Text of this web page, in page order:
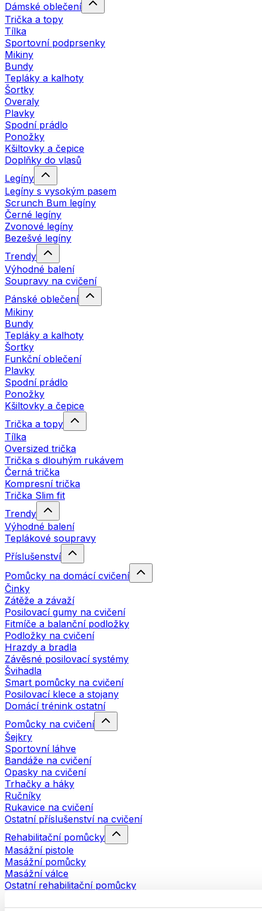
Dámské oblečení
Trička a topy
Tílka
Sportovní podprsenky
Mikiny
Bundy
Tepláky a kalhoty
Šortky
Overaly
Plavky
Spodní prádlo
Ponožky
Kšiltovky a čepice
Doplňky do vlasů
Legíny
Legíny s vysokým pasem
Scrunch Bum legíny
Černé legíny
Zvonové legíny
Bezešvé legíny
Trendy
Výhodné balení
Soupravy na cvičení
Pánské oblečení
Mikiny
Bundy
Tepláky a kalhoty
Šortky
Funkční oblečení
Plavky
Spodní prádlo
Ponožky
Kšiltovky a čepice
Trička a topy
Tílka
Oversized trička
Trička s dlouhým rukávem
Černá trička
Kompresní trička
Trička Slim fit
Trendy
Výhodné balení
Teplákové soupravy
Příslušenství
Pomůcky na domácí cvičení
Činky
Zátěže a závaží
Posilovací gumy na cvičení
Fitmíče a balanční podložky
Podložky na cvičení
Hrazdy a bradla
Závěsné posilovací systémy
Švihadla
Smart pomůcky na cvičení
Posilovací klece a stojany
Domácí trénink ostatní
Pomůcky na cvičení
Šejkry
Sportovní láhve
Bandáže na cvičení
Opasky na cvičení
Trhačky a háky
Ručníky
Rukavice na cvičení
Ostatní příslušenství na cvičení
Rehabilitační pomůcky
Masážní pistole
Masážní pomůcky
Masážní válce
Ostatní rehabilitační pomůcky